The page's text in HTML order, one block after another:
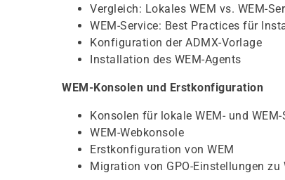
Vergleich: Lokales WEM vs. WEM-
WEM-Service: Best Practices für
Konfiguration der ADMX-Vorlage
Installation des WEM-Agents
WEM-Konsolen und Erstkonfiguration
Konsolen für lokale WEM- und
WEM-Webkonsole
Erstkonfiguration von WEM
Migration von GPO-Einstellungen zu